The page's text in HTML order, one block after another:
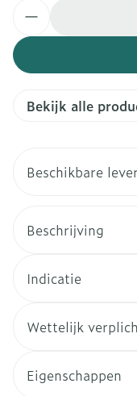
Bekijk alle
Beschikbare
Beschrijving
Indicatie
Wettelijk
Eigenschappen